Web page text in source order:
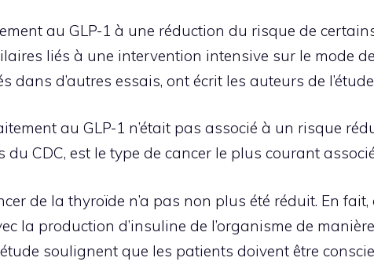
au GLP-1 à une réduction du risque de
liés à une intervention intensive sur le mode
d’autres essais, ont écrit les auteurs de
au GLP-1 n’était pas associé à un risque
CDC, est le type de cancer le plus courant associé
de la thyroïde n’a pas non plus été réduit. En fait,
la production d’insuline de l’organisme de
soulignent que les patients doivent être